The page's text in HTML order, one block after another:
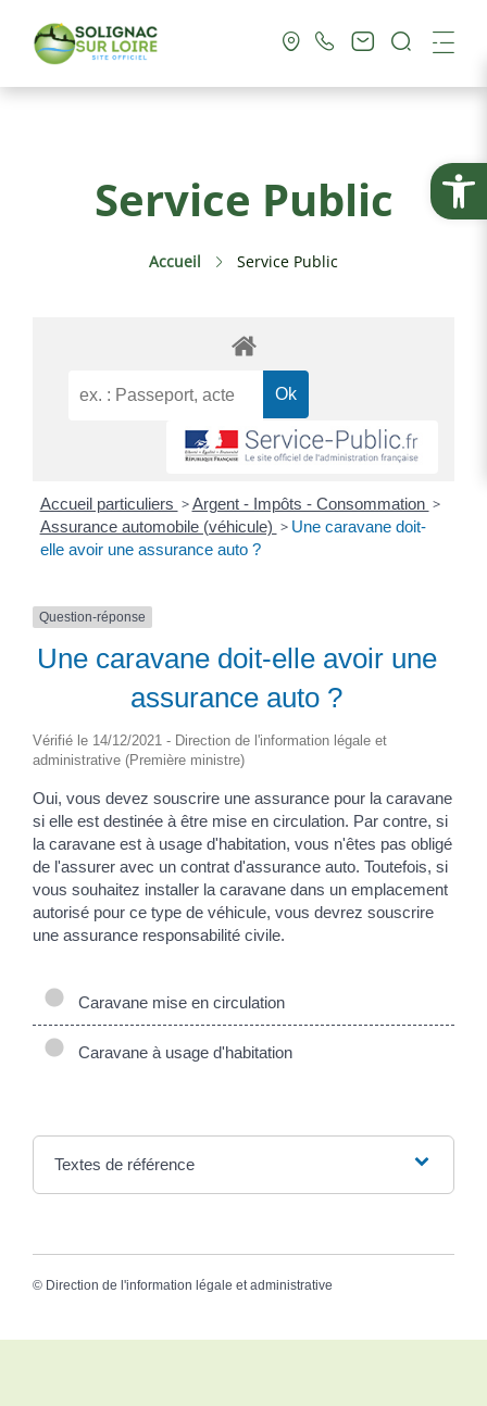
Ouvrir
Vie Pratique
Culture & Loisirs
Service Public
Service Public
Accueil Service Public
Accueil particuliers > Argent - Impôts - Consommation >
Assurance automobile (véhicule) > Une caravane doit-
elle avoir une assurance auto ?
Question-réponse
Une caravane doit-elle avoir une
assurance auto ?
Vérifié le 14/12/2021 - Direction de l'information légale et
administrative (Première ministre)
Oui, vous devez souscrire une assurance pour la caravane
si elle est destinée à être mise en circulation. Par contre, si
la caravane est à usage d'habitation, vous n'êtes pas obligé
de l'assurer avec un contrat d'assurance auto. Toutefois, si
vous souhaitez installer la caravane dans un emplacement
autorisé pour ce type de véhicule, vous devrez souscrire
une assurance responsabilité civile.
Caravane mise en circulation
Caravane à usage d'habitation
Textes de référence
© Direction de l'information légale et administrative